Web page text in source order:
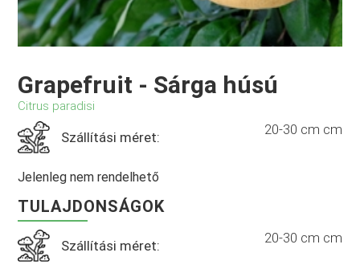
Grapefruit - Sárga húsú
Citrus paradisi
Szállítási méret: 20-30 cm cm
Jelenleg nem rendelhető
TULAJDONSÁGOK
Szállítási méret: 20-30 cm cm